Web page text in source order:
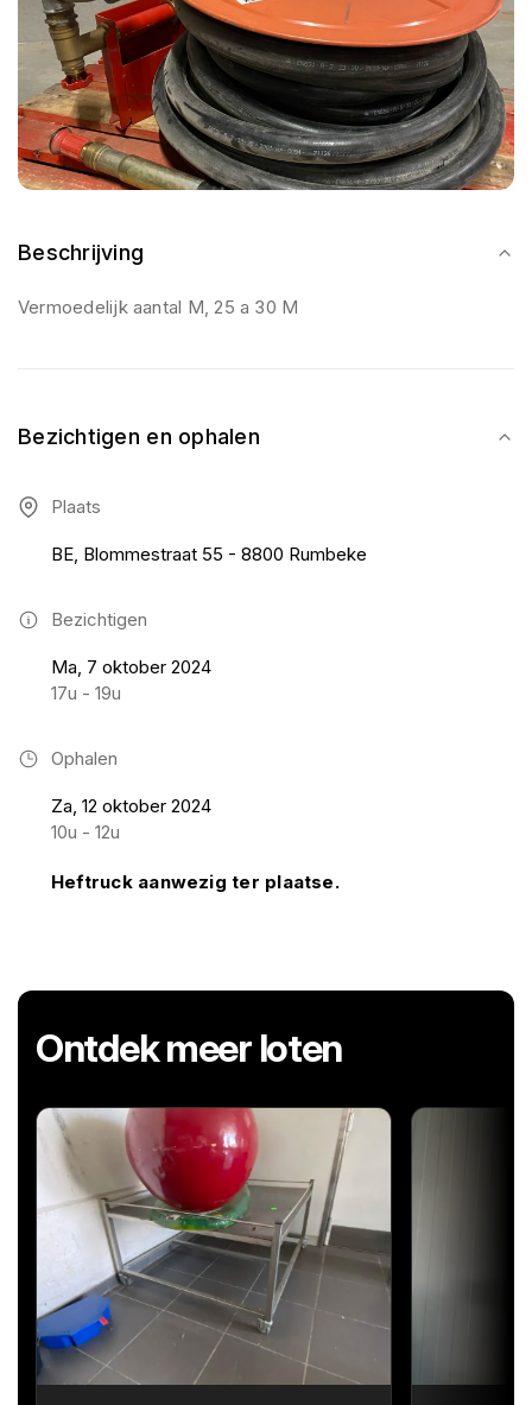
Beschrijving
Vermoedelijk aantal M, 25 a 30 M
Bezichtigen en ophalen
Plaats
BE, Blommestraat 55 - 8800 Rumbeke
Bezichtigen
Ma, 7 oktober 2024
17u - 19u
Ophalen
Za, 12 oktober 2024
10u - 12u
Heftruck aanwezig ter plaatse.
Ontdek meer loten